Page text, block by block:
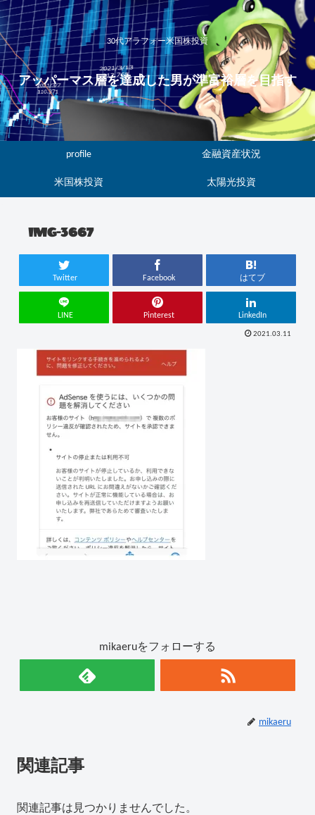
30代アラフォー米国株投資
アッパーマス層を達成した男が準富裕層を目指す
profile 金融資産状況
米国株投資 太陽光投資
IMG-3667
Twitter Facebook はてブ
LINE Pinterest LinkedIn
2021.03.11
mikaeruをフォローする
mikaeru
関連記事
関連記事は見つかりませんでした。